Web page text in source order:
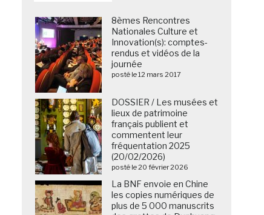
8èmes Rencontres
Nationales Culture et
Innovation(s): comptes-
rendus et vidéos de la
journée
posté le 12 mars 2017
DOSSIER / Les musées et
lieux de patrimoine
français publient et
commentent leur
fréquentation 2025
(20/02/2026)
posté le 20 février 2026
La BNF envoie en Chine
les copies numériques de
plus de 5 000 manuscrits